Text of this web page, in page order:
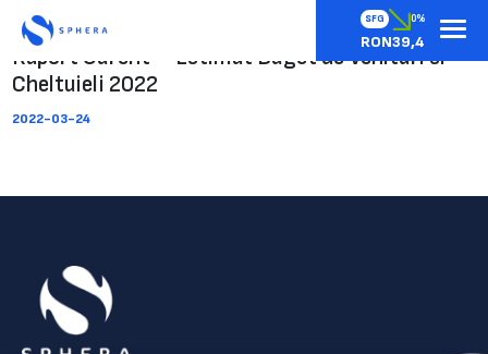
SFG 0%
RON39,4
Raport Curent – Estimat Buget de Venituri si
Cheltuieli 2022
2022-03-24